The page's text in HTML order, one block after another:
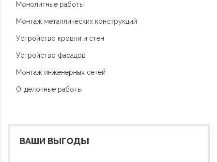
Монолитные работы
Монтаж металлических конструкций
Устройство кровли и стен
Устройство фасадов
Монтаж инженерных сетей
Отделочные работы
ВАШИ ВЫГОДЫ